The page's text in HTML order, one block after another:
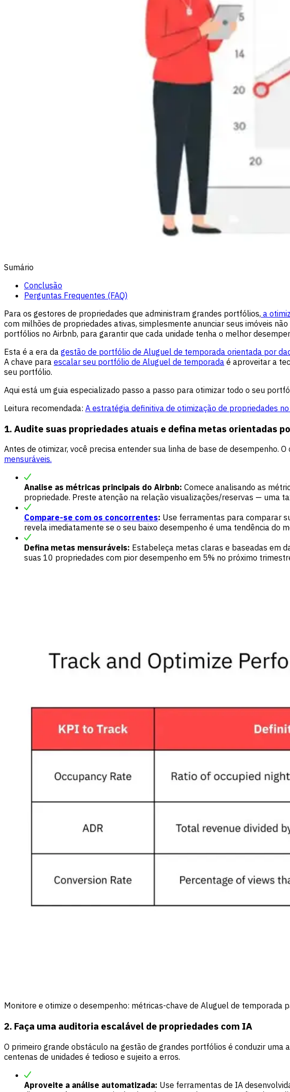
Sumário
Conclusão
Perguntas Frequentes (FAQ)
Para os gestores de propriedades que administram grandes portfólios, a
com milhões de propriedades ativas, simplesmente anunciar seus imóveis
portfólios no Airbnb, para garantir que cada unidade tenha o melhor
Esta é a era da gestão de portfólio de Aluguel de temporada orientada por
A chave para escalar seu portfólio de Aluguel de temporada é aproveitar a
seu portfólio.
Aqui está um guia especializado passo a passo para otimizar todo o seu
Leitura recomendada: A estratégia definitiva de otimização de propriedades
1. Audite suas propriedades atuais e defina metas orientadas
Antes de otimizar, você precisa entender sua linha de base de desempenho.
mensuráveis.
Analise as métricas principais do Airbnb: Comece analisando as
propriedade. Preste atenção na relação visualizações/reservas — uma
Compare-se com os concorrentes: Use ferramentas para comparar
revela imediatamente se o seu baixo desempenho é uma tendência do
Defina metas mensuráveis: Estabeleça metas claras e baseadas em
suas 10 propriedades com pior desempenho em 5% no próximo
Monitore e otimize o desempenho: métricas-chave de Aluguel de temporada
2. Faça uma auditoria escalável de propriedades com IA
O primeiro grande obstáculo na gestão de grandes portfólios é conduzir
centenas de unidades é tedioso e sujeito a erros.
Aproveite a análise automatizada: Use ferramentas de IA